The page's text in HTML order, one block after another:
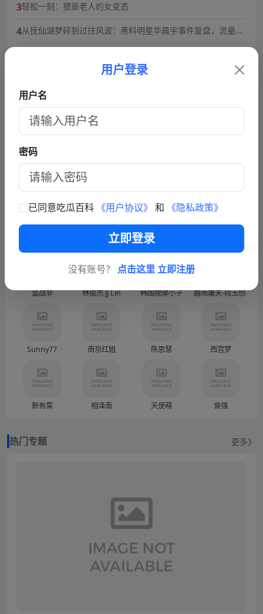
的快乐体验
3轻松一刻：猥亵老人的女变态
4从抚仙湖梦碎到过往风波：黑料明星华晨宇事件复盘，流量与
被逼婚后遭到强奸 年仅15岁的她在绝望中生下了孩子 长期SM
每日轻松一刻4月23日:往阴道里塞辣椒,性瘾者强奸外卖小哥.
查看更多文章
联系我们
商务联系TG: https://t.me/fy587
热门人物 更多
蓝战非 林俊杰 JJ Lin 韩国按摩小子 越南屠夫-段玉创（
Sunny77 南京红姐 陈思慧 西宫梦
新有菜 相泽南 天使萌 曾强
热门专题 更多》
用户登录
用户名
密码
已同意吃瓜百科 《用户协议》 和 《隐私政策》
立即登录
没有账号？ 点击这里 立即注册